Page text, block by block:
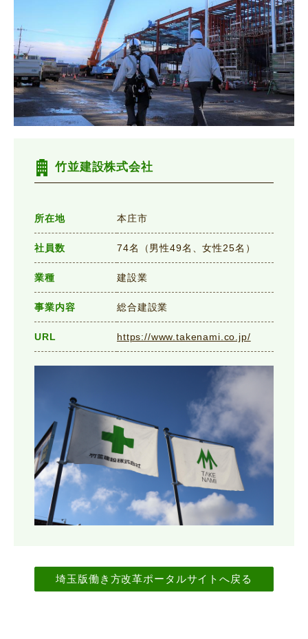
竹並建設株式会社
所在地 本庄市
社員数 74名（男性49名、女性25名）
業種 建設業
事業内容 総合建設業
URL https://www.takenami.co.jp/
埼玉版働き方改革ポータルサイトへ戻る